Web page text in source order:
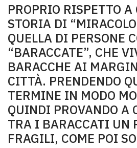
PROPRIO RISPETTO A
STORIA DI
QUELLA DI PERSONE
“BARACCATE”, CHE
BARACCHE AI
CITTÀ. PRENDENDO
TERMINE IN MODO
QUINDI PROVANDO A
TRA I BARACCATI UN
FRAGILI, COME POI